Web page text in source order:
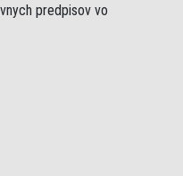
predpisov vo